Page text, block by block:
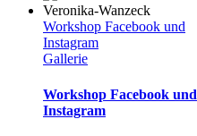
Workshop Facebook und
Instagram
Gallerie
Workshop Facebook und
Instagram